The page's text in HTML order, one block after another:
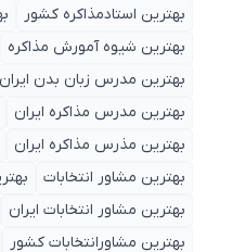
بهترین استادمذاکره کشور
بهترین شیوه آمورش مذاکره
بهترین مدرس زبان بدن ایران
بهترین مدرس مذاکره ایران
بهترین مذرس مذاکره ایران
بهترین مشاور انتخابات
بهترین
بهترین مشاور انتخابات ایران
بهترین مشاورانتخابات کشور